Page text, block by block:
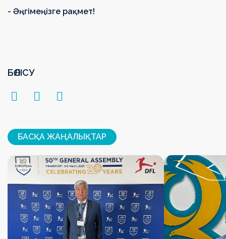
- Әңгімеңізге рақмет!
БӨЛІСУ
БАСҚА ЖАҢАЛЫҚТАР